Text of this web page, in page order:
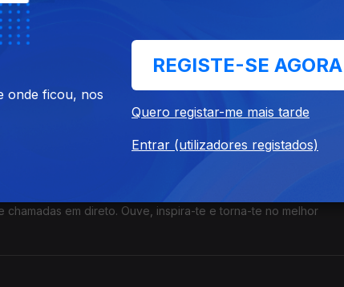
os apontamentos do resumo? Recebemos Francisco José
d'Os Maias para leitores do século XXI.
em direto. Ouve, inspira-te e torna-te no melhor
onde ficou, nos
REGISTE-SE AGORA
Quero registar-me mais tarde
Entrar (utilizadores registados)